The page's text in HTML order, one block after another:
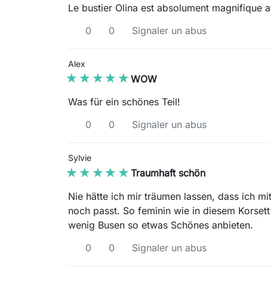
Le bustier Olina est absolument magnifique
0
0 Signaler un abus
Alex
★★★★★
★★★★★ WOW
Was für ein schönes Teil!
0
0 Signaler un abus
Sylvie
★★★★★
★★★★★ Traumhaft schön
Nie hätte ich mir träumen lassen, dass ich
noch passt. So feminin wie in diesem
wenig Busen so etwas Schönes anbieten.
0
0 Signaler un abus